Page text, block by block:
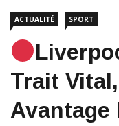
ACTUALITÉ SPORT
Trait
Avantage